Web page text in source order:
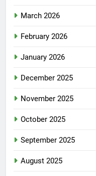
March 2026
February 2026
January 2026
December 2025
November 2025
October 2025
September 2025
August 2025